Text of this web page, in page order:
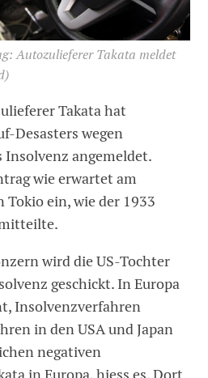
Autozulieferer Takata meldet
Takata hat
Desasters wegen
angemeldet.
wie erwartet am
ein, wie der 1933
wird die US-Tochter
geschickt. In Europa
Insolvenzverfahren
in den USA und Japan
negativen